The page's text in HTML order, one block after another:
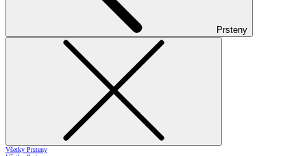
Prsteny
Všetky Prsteny